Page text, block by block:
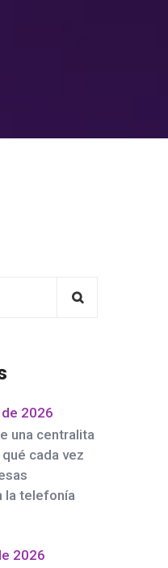
2026
una centralita
cada vez
la telefonía
2026